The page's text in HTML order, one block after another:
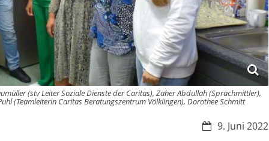
(stv Leiter Soziale Dienste der Caritas), Zaher Abdullah (Sprachmittler),
(Teamleiterin Caritas Beratungszentrum Völklingen), Dorothee Schmitt
Datum:
9. Juni 2022